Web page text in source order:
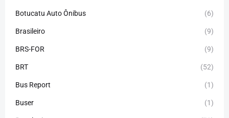
Botucatu Auto Ônibus (6)
Brasileiro (9)
BRS-FOR (9)
BRT (52)
Bus Report (1)
Buser (1)